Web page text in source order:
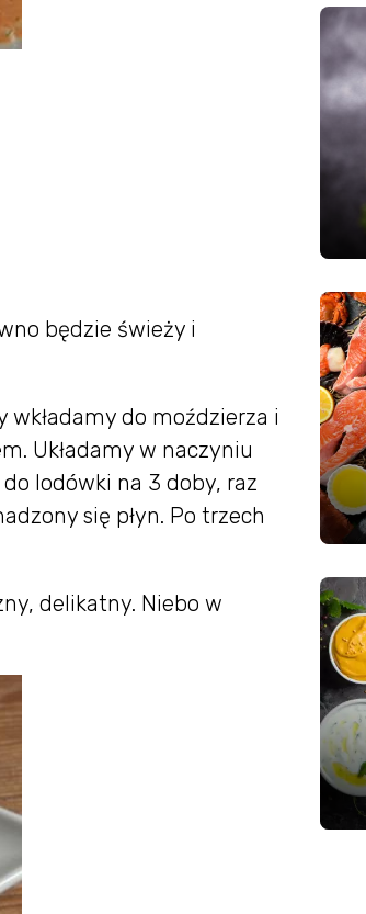
będzie świeży i
do moździerza i
Układamy w naczyniu
lodówki na 3 doby, raz
się płyn. Po trzech
delikatny. Niebo w